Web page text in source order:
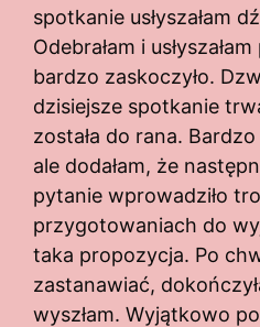
spotkanie usłyszałam
Odebrałam i
bardzo zaskoczyło.
dzisiejsze spotkanie
została do rana.
ale dodałam, że
pytanie wprowadziło
przygotowaniach do
taka propozycja. Po
zastanawiać,
wyszłam. Wyjątkowo